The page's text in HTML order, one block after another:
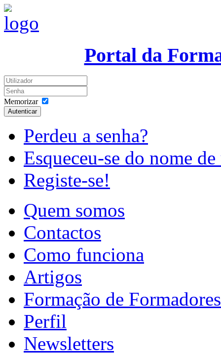
Portal da
Memorizar
Autenticar
Perdeu a senha?
Esqueceu-se do nome
Registe-se!
Quem somos
Contactos
Como funciona
Artigos
Formação de Formadores
Perfil
Newsletters